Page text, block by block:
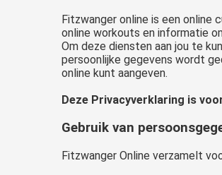
Fitzwanger online is een online
online workouts en informatie
Om deze diensten aan jou te
persoonlijke gegevens wordt
online kunt aangeven.
Deze Privacyverklaring is
Gebruik van
Fitzwanger Online verzamelt